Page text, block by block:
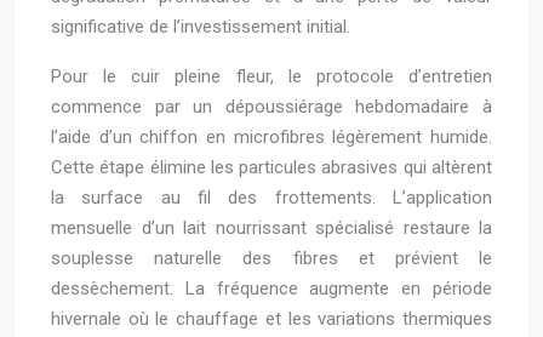
significative de l’investissement initial.
Pour le cuir pleine fleur, le protocole d’entretien
commence par un dépoussiérage hebdomadaire à
l’aide d’un chiffon en microfibres légèrement humide.
Cette étape élimine les particules abrasives qui altèrent
la surface au fil des frottements. L’application
mensuelle d’un lait nourrissant spécialisé restaure la
souplesse naturelle des fibres et prévient le
dessèchement. La fréquence augmente en période
hivernale où le chauffage et les variations thermiques